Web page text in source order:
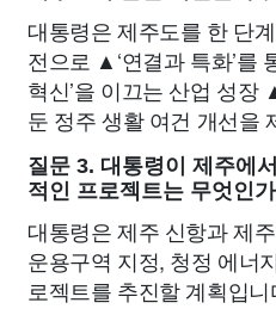
대통령은 제주도를 한 단
전으로 ▲‘연결과 특화’를
혁신’을 이끄는 산업 성장
둔 정주 생활 여건 개선을
질문 3. 대통령이 제주에
적인 프로젝트는 무엇인
대통령은 제주 신항과 제
운용구역 지정, 청정 에너
로젝트를 추진할 계획입니